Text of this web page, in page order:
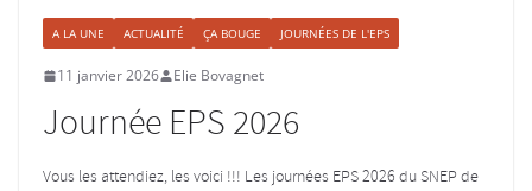
A LA UNE ACTUALITÉ ÇA BOUGE JOURNÉES DE L'EPS
11 janvier 2026 Elie Bovagnet
Journée EPS 2026
Vous les attendiez, les voici !!! Les journées EPS 2026 du SNEP de